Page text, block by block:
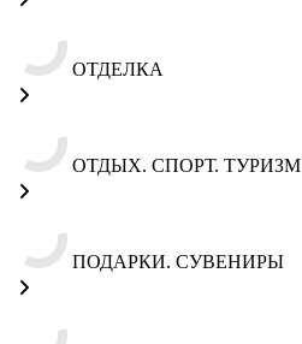
ОТДЕЛКА
ОТДЫХ. СПОРТ. ТУРИЗМ
ПОДАРКИ. СУВЕНИРЫ